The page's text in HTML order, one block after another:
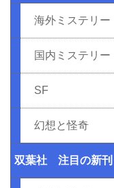
海外ミステリー
国内ミステリー
SF
幻想と怪奇
双葉社 注目の新刊